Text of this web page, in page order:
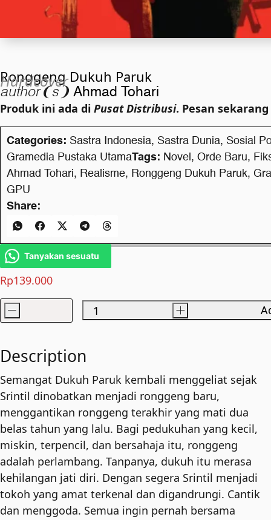
Ronggeng Dukuh Paruk
Hardcover
author❨s❩ Ahmad Tohari
Rp139.000
Produk ini ada di Pusat Distribusi. Pesan
Ronggeng
Paruk
quantity
- +
Categories: Sastra Indonesia, Sastra Dunia, Sosial
Gramedia Pustaka UtamaTags: Novel , Orde Baru,
Ahmad Tohari, Realisme, Ronggeng Dukuh Paruk,
GPU
Share:
Tanyakan sesuatu
Description
Semangat Dukuh Paruk kembali menggeliat sejak
Srintil dinobatkan menjadi ronggeng baru,
menggantikan ronggeng terakhir yang mati dua
belas tahun yang lalu. Bagi pedukuhan yang kecil,
miskin, terpencil, dan bersahaja itu, ronggeng
adalah perlambang. Tanpanya, dukuh itu merasa
kehilangan jati diri. Dengan segera Srintil menjadi
tokoh yang amat terkenal dan digandrungi. Cantik
dan menggoda. Semua ingin pernah bersama